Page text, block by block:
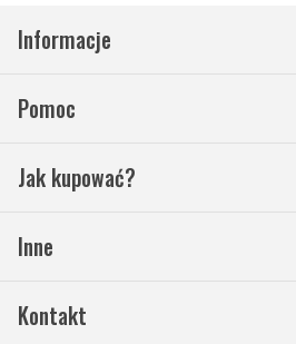
Informacje
Pomoc
Jak kupować?
Inne
Kontakt